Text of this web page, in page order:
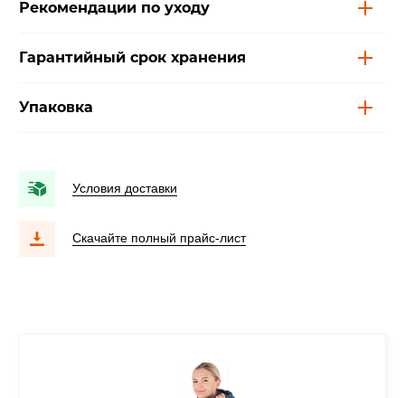
Рекомендации по уходу
Гарантийный срок хранения
Упаковка
Условия доставки
Скачайте полный прайс-лист